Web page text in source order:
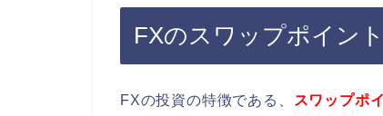
FXのスワップポイン
FXの投資の特徴である、 スワップポ